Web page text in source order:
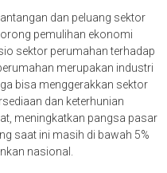
dan peluang sektor
pemulihan ekonomi
sektor perumahan terhadap
merupakan industri
bisa menggerakkan sektor
dan keterhunian
meningkatkan pangsa pasar
saat ini masih di bawah 5%
nasional.